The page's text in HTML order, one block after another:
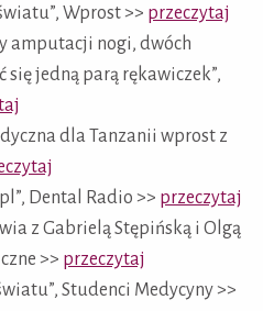
Wprost >> przeczytaj
amputacji nogi, dwóch
jedną parą rękawiczek”,
dla Tanzanii wprost z
Dental Radio >> przeczytaj
z Gabrielą Stępińską i Olgą
>> przeczytaj
Studenci Medycyny >>